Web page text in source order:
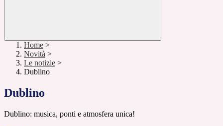
Home >
Novità >
Le notizie >
Dublino
Dublino
Dublino: musica, ponti e atmosfera unica!